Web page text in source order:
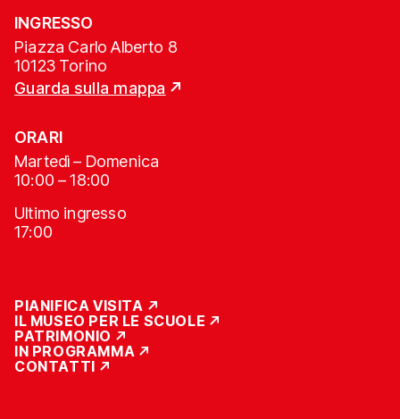
INGRESSO
Piazza Carlo Alberto 8
10123 Torino
Guarda sulla mappa
ORARI
Martedì – Domenica
10:00 – 18:00
Ultimo ingresso
17:00
PIANIFICA VISITA
IL MUSEO PER LE SCUOLE
PATRIMONIO
IN PROGRAMMA
CONTATTI